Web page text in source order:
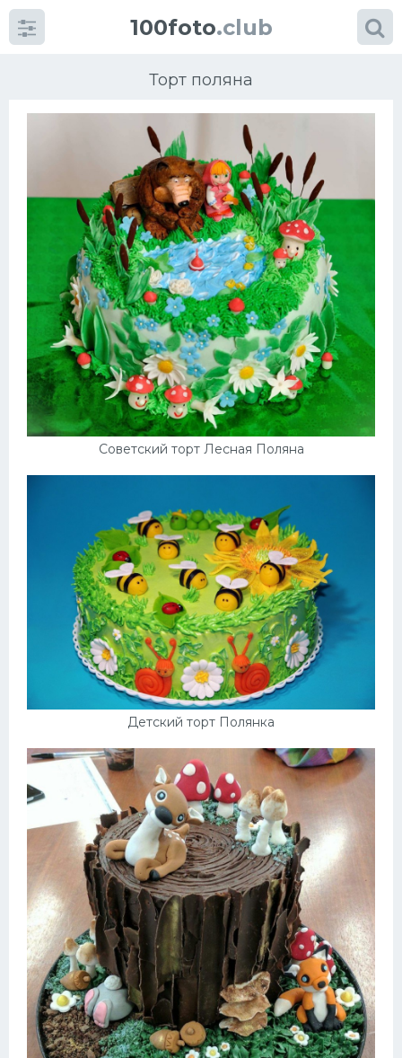
100foto.club
Торт поляна
Советский торт Лесная Поляна
Детский торт Полянка
Категориикартинок
Мясные блюда
Печенье
Салат
Выпечка
Десерт